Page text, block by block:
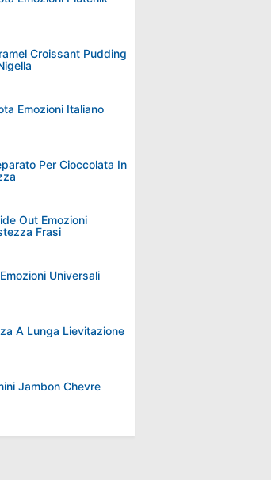
Croissant Pudding
Emozioni Italiano
Per Cioccolata In
Out Emozioni
Frasi
Universali
A Lunga Lievitazione
Jambon Chevre